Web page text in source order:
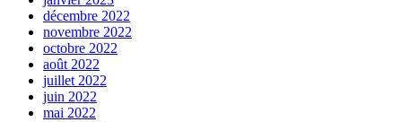
décembre 2022
novembre 2022
octobre 2022
août 2022
juillet 2022
juin 2022
mai 2022